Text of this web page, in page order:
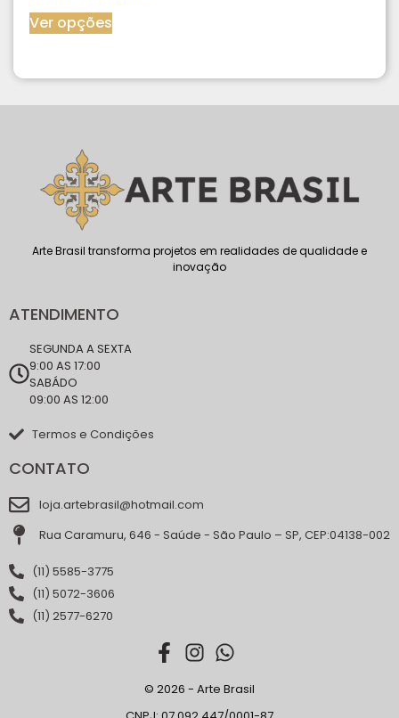
Ver opções
Arte Brasil transforma projetos em realidades de qualidade e
inovação
ATENDIMENTO
SEGUNDA A SEXTA
9:00 AS 17:00
SABÁDO
09:00 AS 12:00
Termos e Condições
CONTATO
loja.artebrasil@hotmail.com
Rua Caramuru, 646 - Saúde - São Paulo – SP, CEP:04138-002
(11) 5585-3775
(11) 5072-3606
(11) 2577-6270
© 2026 - Arte Brasil